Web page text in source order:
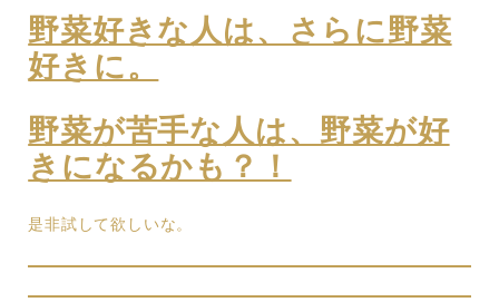
野菜好きな人は、さらに野菜
好きに。
野菜が苦手な人は、野菜が好
きになるかも？！
是非試して欲しいな。